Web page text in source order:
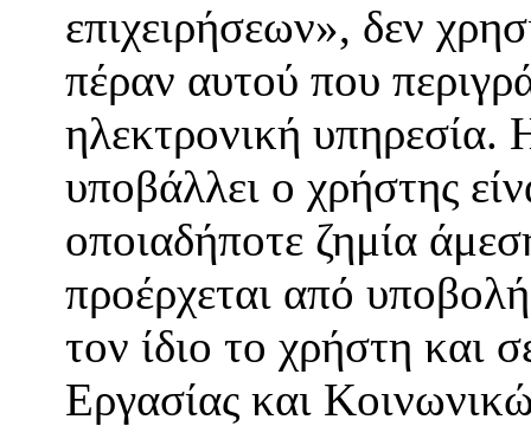
επιχειρήσεων», δεν
πέραν αυτού που
ηλεκτρονική υπηρεσία.
υποβάλλει ο χρήστης
οποιαδήποτε ζημία
προέρχεται από
τον ίδιο το χρήστη και
Εργασίας και